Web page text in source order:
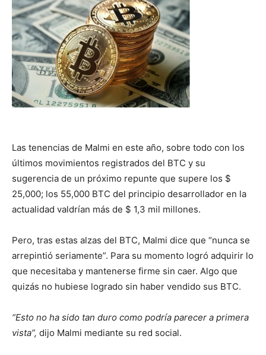
Las tenencias de Malmi en este año, sobre todo con los
últimos movimientos registrados del BTC y su
sugerencia de un próximo repunte que supere los $
25,000; los 55,000 BTC del principio desarrollador en la
actualidad valdrían más de $ 1,3 mil millones.
Pero, tras estas alzas del BTC, Malmi dice que “nunca se
arrepintió seriamente”. Para su momento logró adquirir lo
que necesitaba y mantenerse firme sin caer. Algo que
quizás no hubiese logrado sin haber vendido sus BTC.
“Esto no ha sido tan duro como podría parecer a primera
vista”, dijo Malmi mediante su red social.